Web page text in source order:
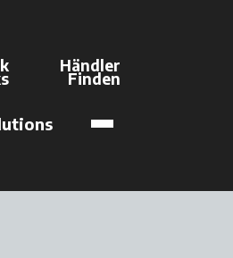
geöffnet
Händler
Finden